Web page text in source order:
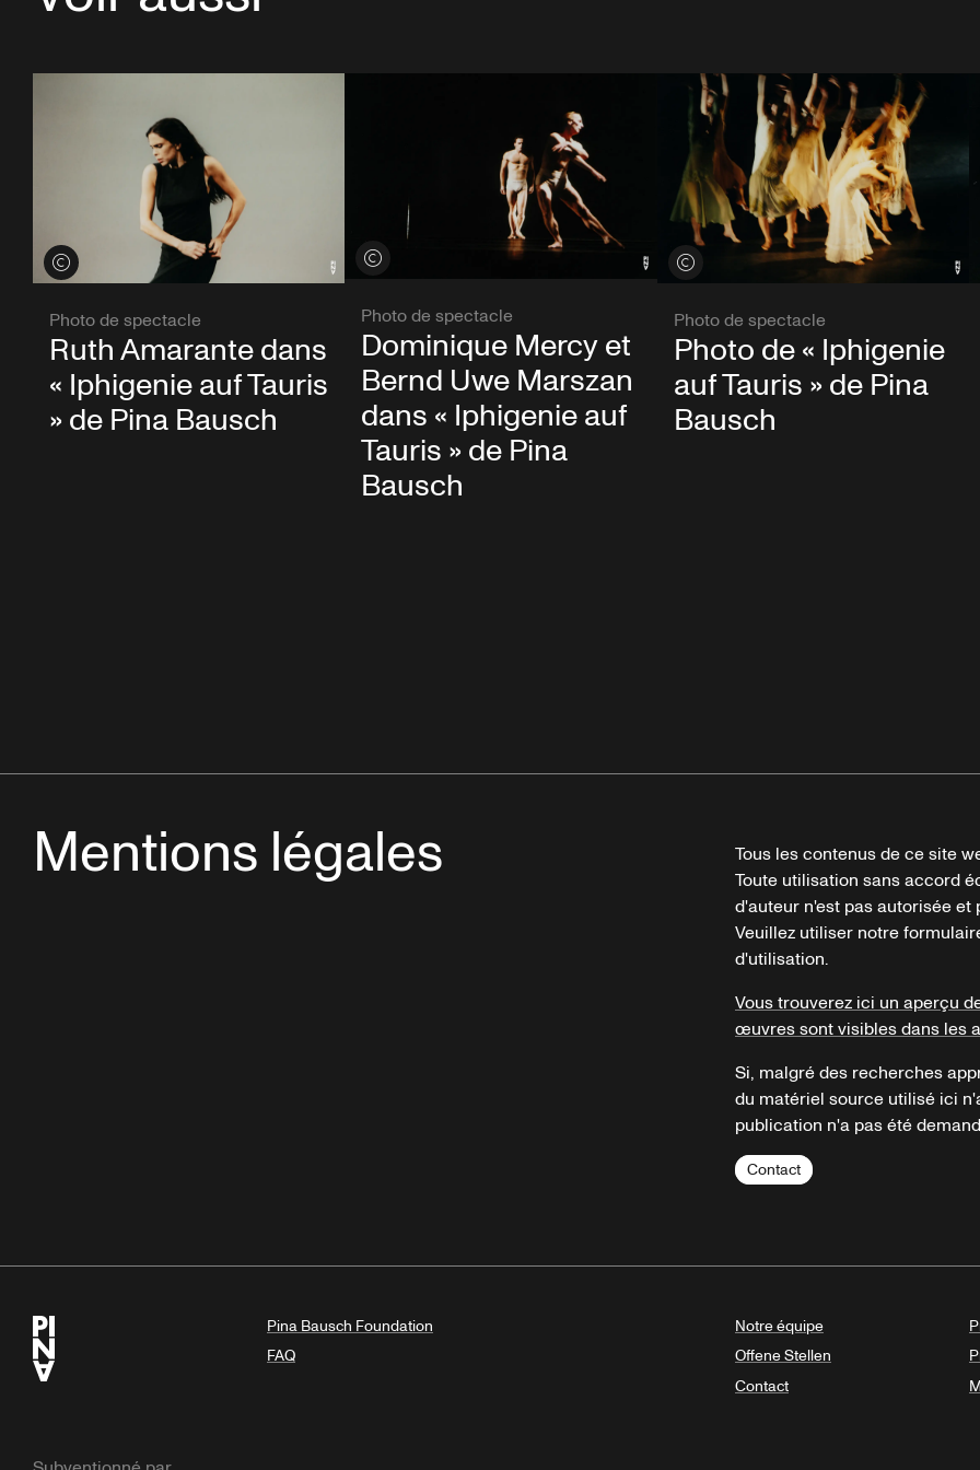
Voir les crédits
Photo de spectacle
Ruth Amarante dans
« Iphigenie auf Tauris
» de Pina Bausch
Voir les crédits
Photo de spectacle
Dominique Mercy et
Bernd Uwe Marszan
dans « Iphigenie auf
Tauris » de Pina
Bausch
Voir les crédits
Photo de spectacle
Photo de « Iphigenie
auf Tauris » de Pina
Bausch
Mentions légales
Tous les contenus de ce site
Toute utilisation sans accord
d'auteur n'est pas autorisée
Veuillez utiliser notre
d'utilisation.
Vous trouverez ici un aperçu
œuvres sont visibles dans les
Si, malgré des recherches
du matériel source utilisé ici
publication n'a pas été
Contact
Pina Bausch Foundation
FAQ
Notre équipe
Offene Stellen
Contact